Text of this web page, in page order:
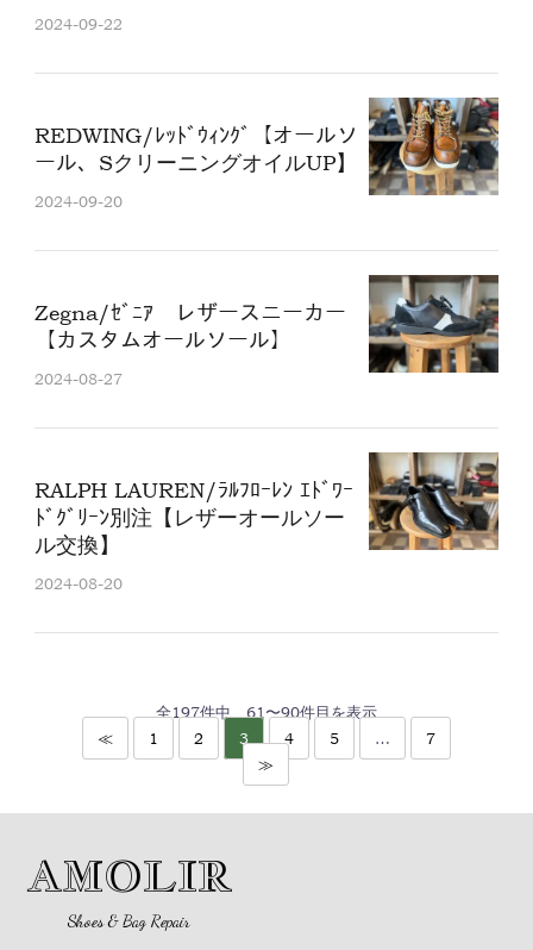
2024-09-22
REDWING/ﾚｯﾄﾞｳｨﾝｸﾞ【オールソ
ール、SクリーニングオイルUP】
2024-09-20
Zegna/ｾﾞﾆｱ レザースニーカー
【カスタムオールソール】
2024-08-27
RALPH LAUREN/ﾗﾙﾌﾛｰﾚﾝ ｴﾄﾞﾜｰ
ﾄﾞｸﾞﾘｰﾝ別注【レザーオールソー
ル交換】
2024-08-20
全197件中 61〜90件目を表示
≪
1 2 3 4 5 …
7
≫
AMOLIR
Shoes & Bag Repair